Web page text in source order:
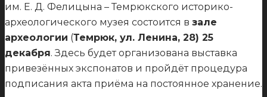
им. Е. Д. Фелицына – Темрюкского историко-
археологического музея состоится в зале
археологии (Темрюк, ул. Ленина, 28) 25
декабря. Здесь будет организована выставка
привезённых экспонатов и пройдёт процедура
подписания акта приёма на постоянное хранение.